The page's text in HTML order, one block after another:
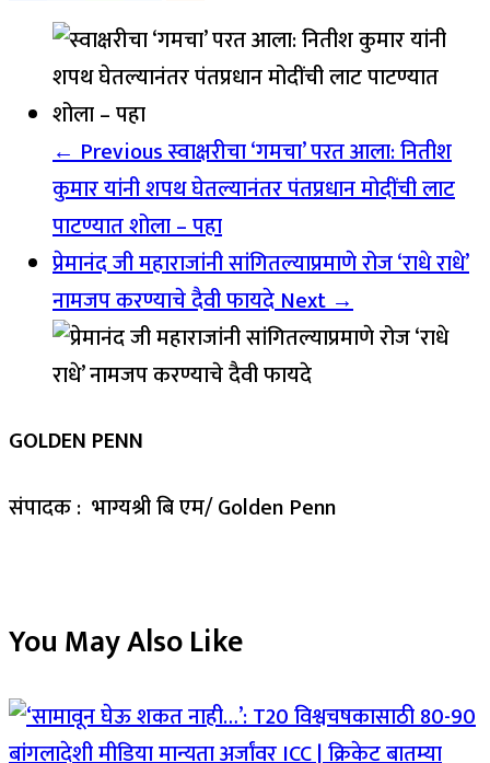
← Previousस्वाक्षरीचा ‘गमचा’ परत आला: नितीश
कुमार यांनी शपथ घेतल्यानंतर पंतप्रधान मोदींची लाट
पाटण्यात शोला – पहा
प्रेमानंद जी महाराजांनी सांगितल्याप्रमाणे रोज ‘राधे राधे’
नामजप करण्याचे दैवी फायदेNext →
GOLDEN PENN
संपादक : भाग्यश्री बि एम/ Golden Penn
You May Also Like